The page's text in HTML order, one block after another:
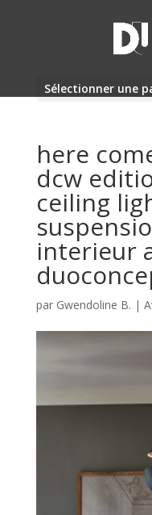
Sélectionner une
here
dcw
ceiling
interieur
par Gwendoline B. |